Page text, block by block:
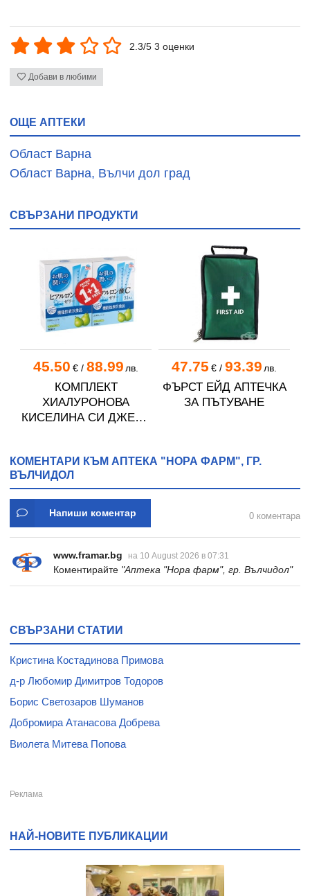
2.3/5 3 оценки
Добави в любими
ОЩЕ АПТЕКИ
Област Варна
Област Варна, Вълчи дол град
СВЪРЗАНИ ПРОДУКТИ
45.50 €/ 88.99 лв.
КОМПЛЕКТ
ХИАЛУРОНОВА
КИСЕЛИНА СИ ДЖЕЛИ
47.75 €/ 93.39 лв.
ФЪРСТ ЕЙД АПТЕЧКА
ЗА ПЪТУВАНЕ
КОМЕНТАРИ КЪМ АПТЕКА "НОРА ФАРМ", ГР.
ВЪЛЧИДОЛ
Напиши коментар 0 коментара
www.framar.bg на 10 August 2026 в 07:31
Коментирайте "Аптека "Нора фарм", гр. Вълчидол"
СВЪРЗАНИ СТАТИИ
Кристина Костадинова Примова
д-р Любомир Димитров Тодоров
Борис Светозаров Шуманов
Добромира Атанасова Добрева
Виолета Митева Попова
НАЙ-НОВИТЕ ПУБЛИКАЦИИ